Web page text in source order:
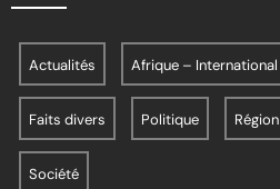
Actualités Afrique – International
Faits divers Politique Région
Société